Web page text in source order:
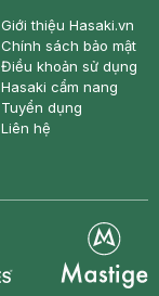
Giới thiệu Hasaki.vn
Chính sách bảo mật
Điều khoản sử dụng
Hasaki cẩm nang
Tuyển dụng
Liên hệ